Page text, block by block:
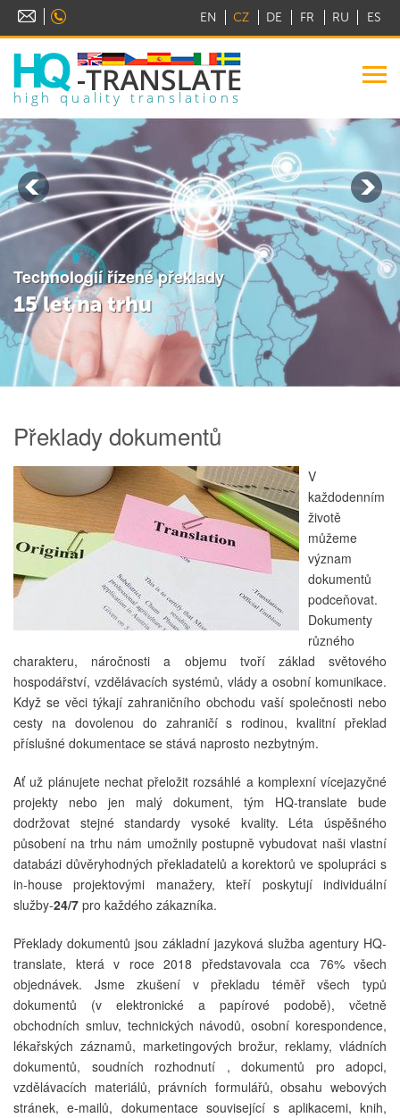
EN CZ DE FR RU ES
high quality translations
Technologií řízené překlady
15 let na trhu
Překlady dokumentů
V
každodenním
životě
můžeme
význam
dokumentů
podceňovat.
Dokumenty
různého
charakteru, náročnosti a objemu tvoří základ světového
hospodářství, vzdělávacích systémů, vlády a osobní komunikace.
Když se věci týkají zahraničního obchodu vaší společnosti nebo
cesty na dovolenou do zahraničí s rodinou, kvalitní překlad
příslušné dokumentace se stává naprosto nezbytným.
Ať už plánujete nechat přeložit rozsáhlé a komplexní vícejazyčné
projekty nebo jen malý dokument, tým HQ-translate bude
dodržovat stejné standardy vysoké kvality. Léta úspěšného
působení na trhu nám umožnily postupně vybudovat naši vlastní
databázi důvěryhodných překladatelů a korektorů ve spolupráci s
in-house projektovými manažery, kteří poskytují individuální
služby-24/7 pro každého zákazníka.
Překlady dokumentů jsou základní jazyková služba agentury HQ-
translate, která v roce 2018 představovala cca 76% všech
objednávek. Jsme zkušení v překladu téměř všech typů
dokumentů (v elektronické a papírové podobě), včetně
obchodních smluv, technických návodů, osobní korespondence,
lékařských záznamů, marketingových brožur, reklamy, vládních
dokumentů, soudních rozhodnutí , dokumentů pro adopci,
vzdělávacích materiálů, právních formulářů, obsahu webových
stránek, e-mailů, dokumentace související s aplikacemi, knih,